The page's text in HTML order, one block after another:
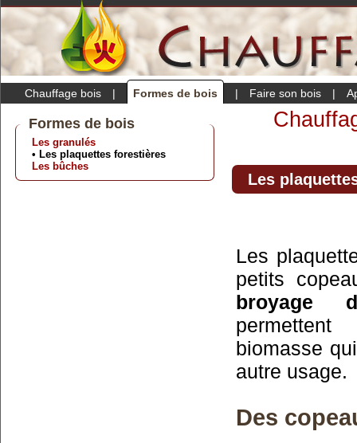
Chauffage bois | Formes de bois | Faire son bois |
Formes de bois
Les granulés
• Les plaquettes forestières
Les bûches
Les
Les
petits
broyage
biomasse
autre usage.
Des